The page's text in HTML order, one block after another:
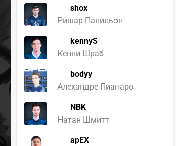
shox
Ришар Папильон
kennyS
Кенни Шраб
bodyy
Алехандре Пианаро
NBK
Натан Шмитт
apEX